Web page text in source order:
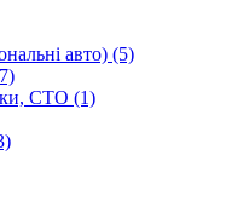
авто) (5)
СТО (1)